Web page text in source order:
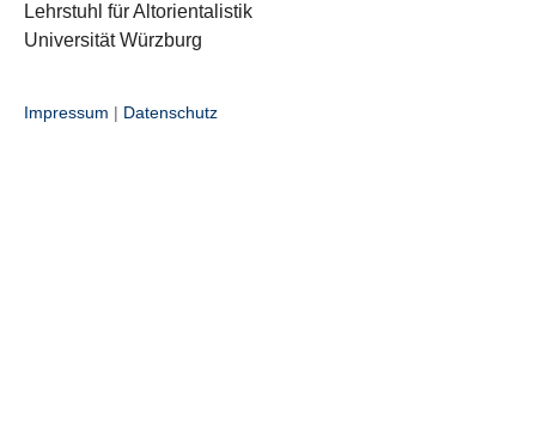
Lehrstuhl für Altorientalistik
Universität Würzburg
Impressum | Datenschutz